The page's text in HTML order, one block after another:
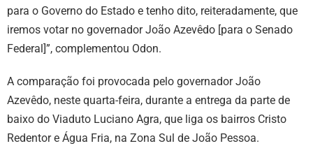
para o Governo do Estado e tenho dito, reiteradamente, que
iremos votar no governador João Azevêdo [para o Senado
Federal]”, complementou Odon.
A comparação foi provocada pelo governador João
Azevêdo, neste quarta-feira, durante a entrega da parte de
baixo do Viaduto Luciano Agra, que liga os bairros Cristo
Redentor e Água Fria, na Zona Sul de João Pessoa.